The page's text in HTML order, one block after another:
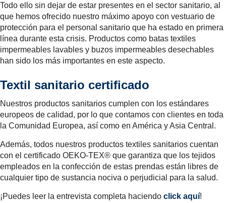
Todo ello sin dejar de estar presentes en el sector sanitario, al
que hemos ofrecido nuestro máximo apoyo con vestuario de
protección para el personal sanitario que ha estado en primera
línea durante esta crisis. Productos como batas textiles
impermeables lavables y buzos impermeables desechables
han sido los más importantes en este aspecto.
Textil sanitario certificado
Nuestros productos sanitarios cumplen con los estándares
europeos de calidad, por lo que contamos con clientes en toda
la Comunidad Europea, así como en América y Asia Central.
Además, todos nuestros productos textiles sanitarios cuentan
con el certificado OEKO-TEX® que garantiza que los tejidos
empleados en la confección de estas prendas están libres de
cualquier tipo de sustancia nociva o perjudicial para la salud.
¡Puedes leer la entrevista completa haciendo click aquí!